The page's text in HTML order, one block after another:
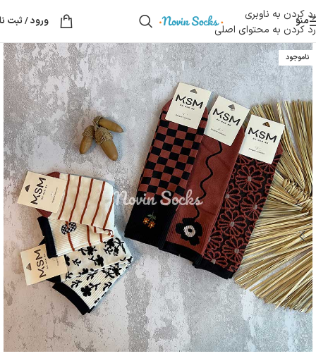
رد کردن به ناوبری
رد کردن به محتوای اصلی
منو ورود / ثبت
ناموجود